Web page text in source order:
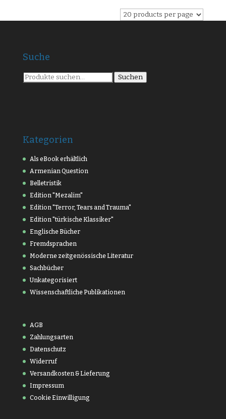
Suche
Suche
nach:
Suchen
Kategorien
Als eBook erhältlich
Armenian Question
Belletristik
Edition "Mezalim"
Edition "Terror, Tears and Trauma"
Edition "türkische Klassiker"
Englische Bücher
Fremdsprachen
Moderne zeitgenössische Literatur
Sachbücher
Unkategorisiert
Wissenschaftliche Publikationen
AGB
Zahlungsarten
Datenschutz
Widerruf
Versandkosten & Lieferung
Impressum
Cookie Einwilligung